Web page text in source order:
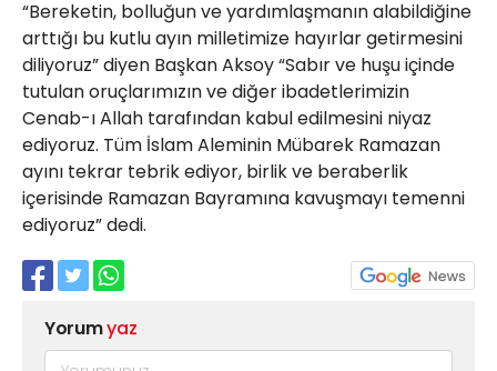
“Bereketin, bolluğun ve yardımlaşmanın alabildiğine
arttığı bu kutlu ayın milletimize hayırlar getirmesini
diliyoruz” diyen Başkan Aksoy “Sabır ve huşu içinde
tutulan oruçlarımızın ve diğer ibadetlerimizin
Cenab-ı Allah tarafından kabul edilmesini niyaz
ediyoruz. Tüm İslam Aleminin Mübarek Ramazan
ayını tekrar tebrik ediyor, birlik ve beraberlik
içerisinde Ramazan Bayramına kavuşmayı temenni
ediyoruz” dedi.
Yorumyaz